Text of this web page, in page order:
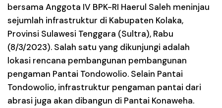
bersama Anggota IV BPK-RI Haerul Saleh meninjau
sejumlah infrastruktur di Kabupaten Kolaka,
Provinsi Sulawesi Tenggara (Sultra), Rabu
(8/3/2023). Salah satu yang dikunjungi adalah
lokasi rencana pembangunan pembangunan
pengaman Pantai Tondowolio. Selain Pantai
Tondowolio, infrastruktur pengaman pantai dari
abrasi juga akan dibangun di Pantai Konaweha.